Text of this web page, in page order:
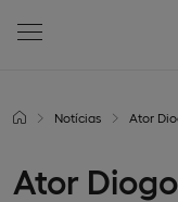
Notícias Ator
Ator